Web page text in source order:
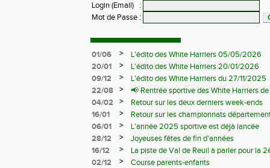
Login (Email)
:
Mot de Passe :
01/06 >
L'édito des White Harriers 05/05/2026
20/01
>
L'édito des White Harriers 20/01/2026
09/12
>
L'édito des White Harriers du 27/11/2025
22/08
>
📢 Rentrée sportive des White Harriers
04/02
>
Retour sur les deux derniers week-ends
16/01
>
Retour sur les championnats
06/01
>
L'année 2025 sportive est déjà lancée
28/12
>
Joyeuses fêtes de fin d'années
16/12
>
La piste de Val de Reuil à parler pour la
départemantaux
02/12 >
Course parents-enfants